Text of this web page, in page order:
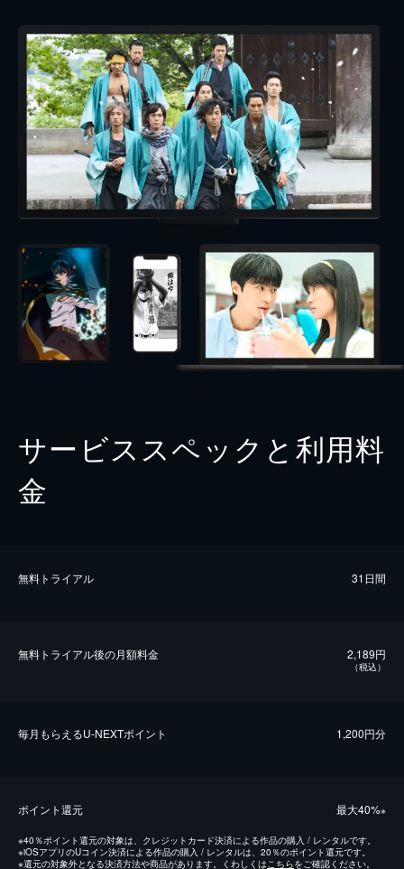
サービススペックと利用料
金
無料トライアル 31日間
無料トライアル後の⽉額料金 2,189円
（税込）
毎⽉もらえるU-NEXTポイント 1,200円分
ポイント還元 最⼤40%※
※40％ポイント還元の対象は、クレジットカード決済による作品の購入 / レンタルです。
※iOSアプリのUコイン決済による作品の購入 / レンタルは、20％のポイント還元です。
※還元の対象外となる決済方法や商品があります。くわしくは こちらをご確認ください。